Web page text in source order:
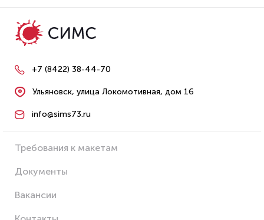
+7 (8422) 38-44-70
Ульяновск, улица Локомотивная, дом 16
info@sims73.ru
Требования к макетам
Документы
Вакансии